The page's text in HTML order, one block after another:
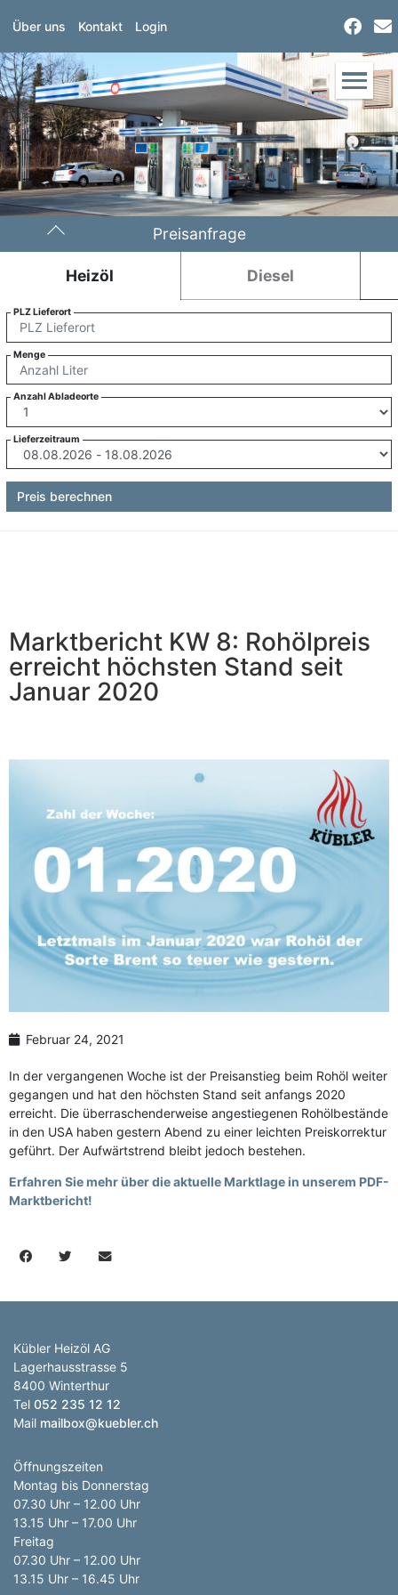
Über uns Kontakt Login
Preisanfrage
Heizöl Diesel
PLZ Lieferort
Menge
Anzahl Abladeorte
Lieferzeitraum
Preis berechnen
Marktbericht KW 8: Rohölpreis
erreicht höchsten Stand seit
Januar 2020
Februar 24, 2021
In der vergangenen Woche ist der Preisanstieg beim Rohöl weiter
gegangen und hat den höchsten Stand seit anfangs 2020
erreicht. Die überraschenderweise angestiegenen Rohölbestände
in den USA haben gestern Abend zu einer leichten Preiskorrektur
geführt. Der Aufwärtstrend bleibt jedoch bestehen.
Erfahren Sie mehr über die aktuelle Marktlage in unserem PDF-
Marktbericht!
Kübler Heizöl AG
Lagerhausstrasse 5
8400 Winterthur
Tel 052 235 12 12
Mail mailbox@kuebler.ch
Öffnungszeiten
Montag bis Donnerstag
07.30 Uhr – 12.00 Uhr
13.15 Uhr – 17.00 Uhr
Freitag
07.30 Uhr – 12.00 Uhr
13.15 Uhr – 16.45 Uhr